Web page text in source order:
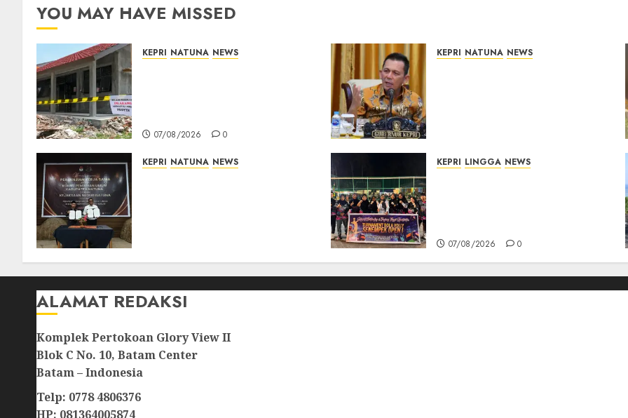
YOU MAY HAVE MISSED
KEPRI NATUNA NEWS
07/08/2026 0
KEPRI NATUNA NEWS
KEPRI NATUNA NEWS
07/08/2026 0
KEPRI LINGGA NEWS
07/08/2026 0
ALAMAT REDAKSI
Komplek Pertokoan Glory View II
Blok C No. 10, Batam Center
Batam – Indonesia
Telp: 0778 4806376
HP: 081364005874